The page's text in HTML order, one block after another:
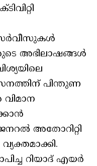
സര്‍വീസുകള്‍
അഭിലാഷങ്ങള്‍
പിന്തുണ
അതോറിറ്റി
റിയാദ് എയര്‍